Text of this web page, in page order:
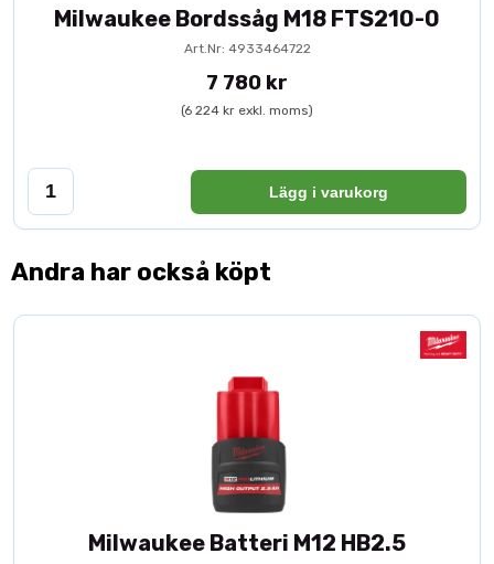
Milwaukee Bordssåg M18 FTS210-0
Art.Nr: 4933464722
7 780 kr
(6 224 kr exkl. moms)
Lägg i varukorg
Andra har också köpt
Milwaukee Batteri M12 HB2.5